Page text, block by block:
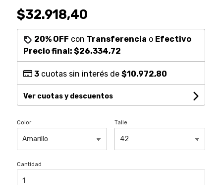
$32.918,40
20% OFF con Transferencia o Efectivo
Precio final: $26.334,72
3cuotas sin interés de $10.972,80
Ver cuotas y descuentos
Color Talle
Cantidad